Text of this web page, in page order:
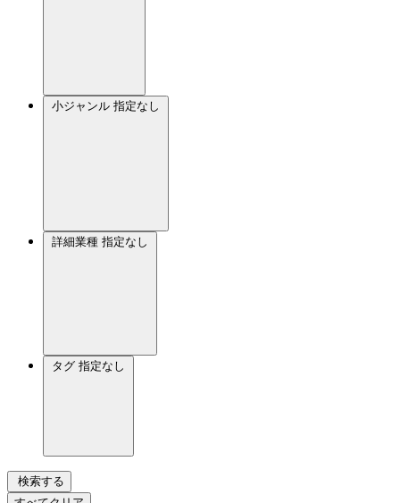
小ジャンル 指定なし
詳細業種 指定なし
タグ 指定なし
検索する